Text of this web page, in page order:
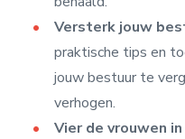
Versterk jouw
praktische tips en
jouw bestuur te
verhogen.
Vier de vrouwen